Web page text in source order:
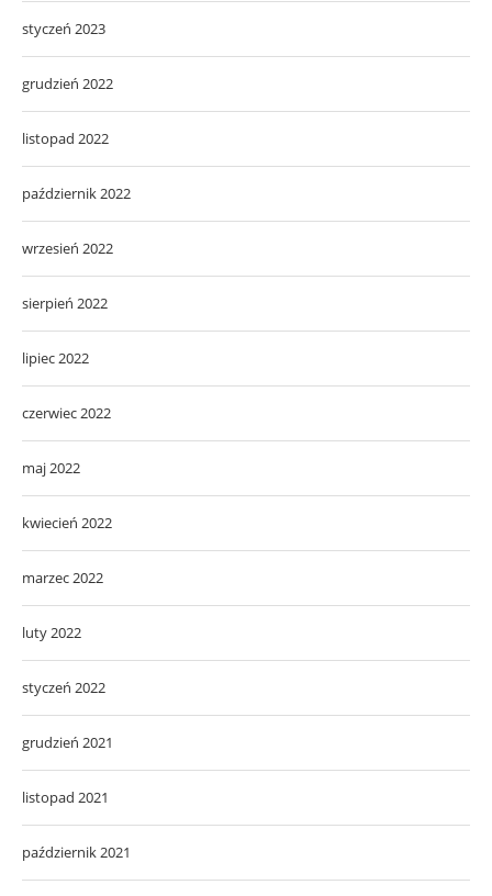
styczeń 2023
grudzień 2022
listopad 2022
październik 2022
wrzesień 2022
sierpień 2022
lipiec 2022
czerwiec 2022
maj 2022
kwiecień 2022
marzec 2022
luty 2022
styczeń 2022
grudzień 2021
listopad 2021
październik 2021